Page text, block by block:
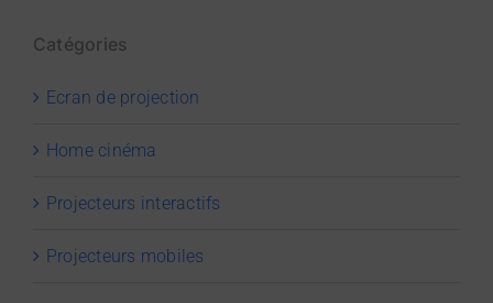
Catégories
Ecran de projection
Home cinéma
Projecteurs interactifs
Projecteurs mobiles